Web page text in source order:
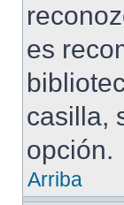
es
casilla,
opción.
Arriba